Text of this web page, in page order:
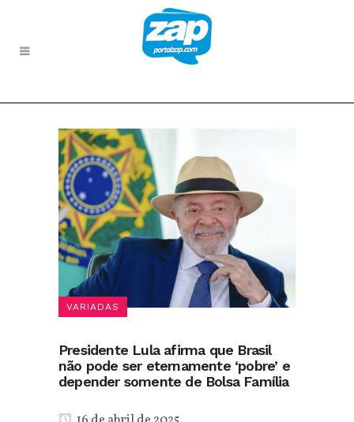
VARIADAS
Presidente Lula afirma que Brasil
não pode ser eternamente ‘pobre’ e
depender somente de Bolsa Família